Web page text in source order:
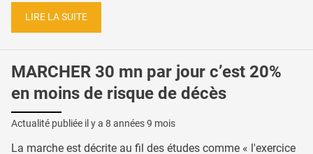
LIRE LA SUITE
MARCHER 30 mn par jour c’est 20%
en moins de risque de décès
Actualité publiée il y a 8 années 9 mois
La marche est décrite au fil des études comme « l'exercice